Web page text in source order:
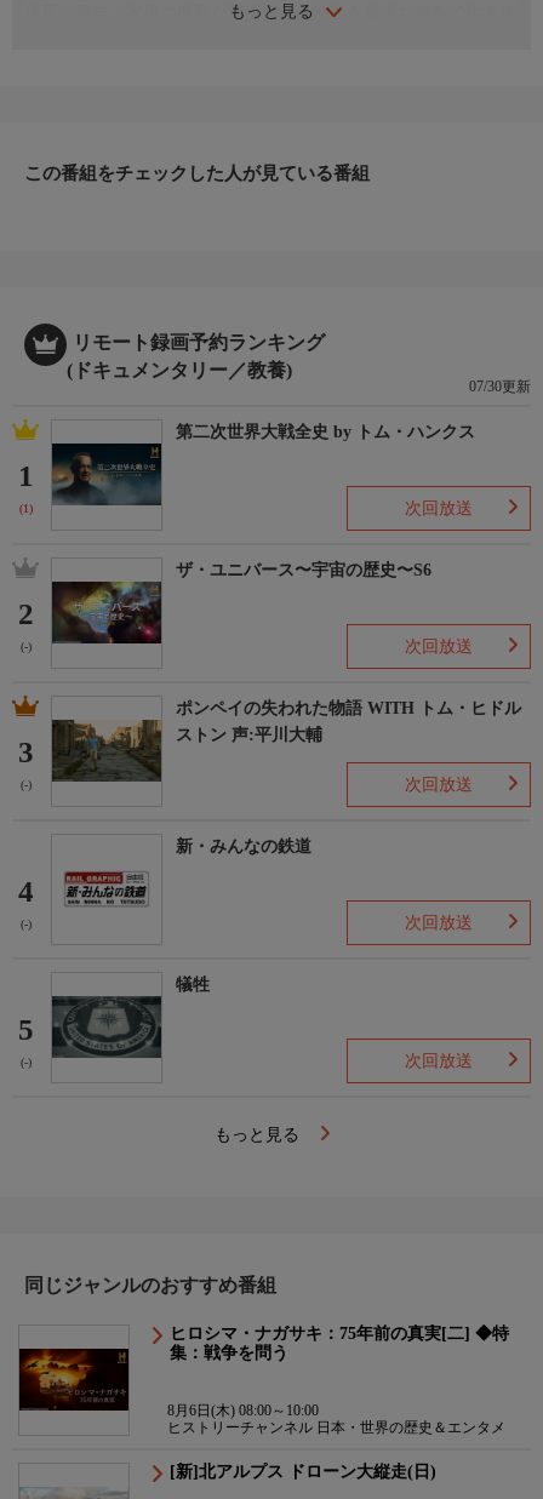
もっと見る
信長・秀吉・家康の熾烈な覇権争いの時代を着実な歩みで生き抜
この番組をチェックした人が見ている番組
リモート録画予約ランキング
(ドキュメンタリー／教養)
07/30更新
1
(1)
第二次世界大戦全史 by トム・ハンクス
次回放送
2
(-)
ザ・ユニバース〜宇宙の歴史〜S6
次回放送
3
(-)
ポンペイの失われた物語 WITH トム・ヒドル
ストン 声:平川大輔
次回放送
4
(-)
新・みんなの鉄道
次回放送
5
(-)
犠牲
次回放送
もっと見る
同じジャンルのおすすめ番組
ヒロシマ・ナガサキ：75年前の真実[二] ◆特
集：戦争を問う
8月6日(木) 08:00～10:00
ヒストリーチャンネル 日本・世界の歴史＆エンタメ
[新]北アルプス ドローン大縦走(日)